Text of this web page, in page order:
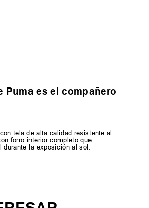
es el compañero
tela de alta calidad resistente al
forro interior completo que
durante la exposición al sol.